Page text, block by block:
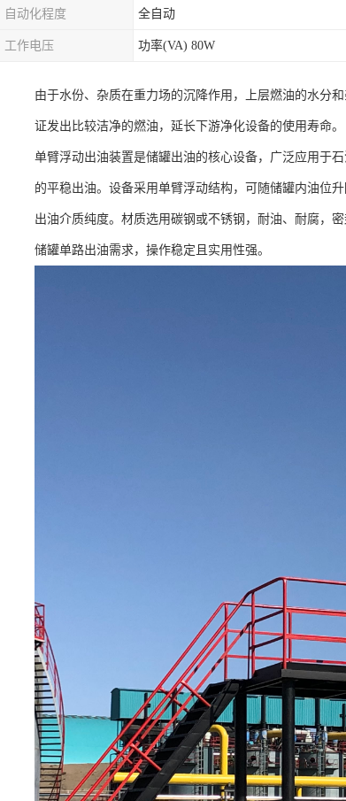
自动化程度 全自动
工作电压 功率(VA) 80W
由于水份、杂质在重力场的沉降作用，上层燃油的水分
证发出比较洁净的燃油，延长下游净化设备的使用寿命。
单臂浮动出油装置是储罐出油的核心设备，广泛应用于
的平稳出油。设备采用单臂浮动结构，可随储罐内油位
出油介质纯度。材质选用碳钢或不锈钢，耐油、耐腐，
储罐单路出油需求，操作稳定且实用性强。